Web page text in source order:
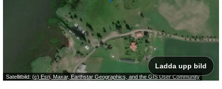
Satellitbild: (c) Esri, Maxar, Earthstar Geographics, and the GIS User Community
Ladda upp bild